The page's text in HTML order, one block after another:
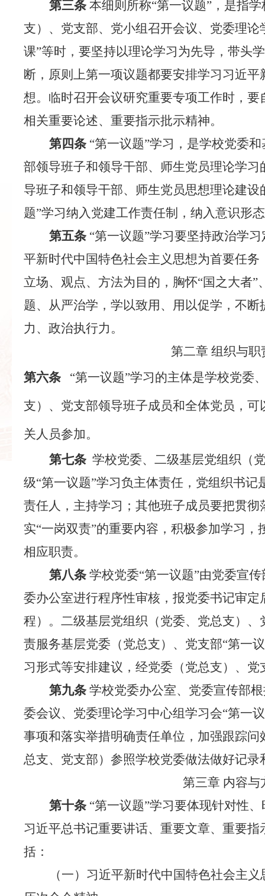
第三条 本细则所称“第一议题”，是指
支）、党支部、党小组召开会议、党委理论
课”等时，要坚持以理论学习为先导，带头
断，原则上第一项议题都要安排学习习近
想。临时召开会议研究重要专项工作时，
相关重要论述、重要指示批示精神。
第四条 “第一议题”学习，是学校党委
部领导班子和领导干部、师生党员理论学
导班子和领导干部、师生党员思想理论建
题”学习纳入党建工作责任制，纳入意识形
第五条 “第一议题”学习要坚持政治学
平新时代中国特色社会主义思想为首要任
立场、观点、方法为目的，胸怀“国之大者”
题、从严治学，学以致用、用以促学，不
力、政治执行力。
第二章 组织与职
第六条 “第一议题”学习的主体是学校党委
支）、党支部领导班子成员和全体党员，
关人员参加。
第七条 学校党委、二级基层党组织（
级“第一议题”学习负主体责任，党组织书记
责任人，主持学习；其他班子成员要把贯彻
实“一岗双责”的重要内容，积极参加学习
相应职责。
第八条 学校党委“第一议题”由党委宣
委办公室进行程序性审核，报党委书记审
程）。二级基层党组织（党委、党总支）
责服务基层党委（党总支）、党支部“第一
习形式等安排建议，经党委（党总支）、
第九条 学校党委办公室、党委宣传部
委会议、党委理论学习中心组学习会“第一
事项和落实举措明确责任单位，加强跟踪
总支、党支部）参照学校党委做法做好记录
第三章 内容与
第十条 “第一议题”学习要体现针对性
习近平总书记重要讲话、重要文章、重要
括：
（一）习近平新时代中国特色社会主